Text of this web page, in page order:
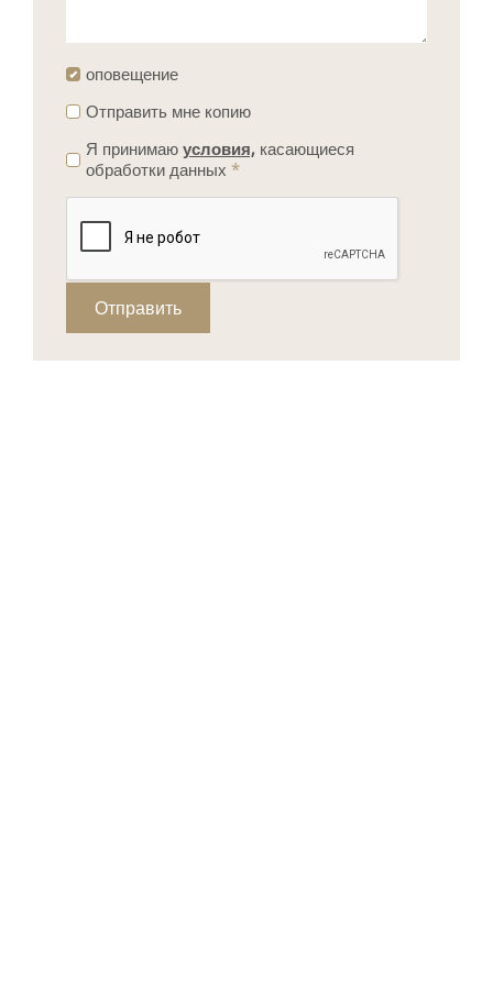
оповещение
Отправить мне копию
Я принимаю условия, касающиеся
обработки данных *
Отправить